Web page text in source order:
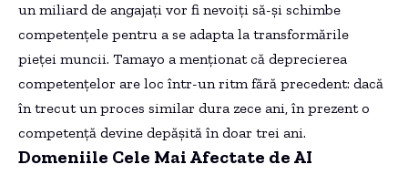
un miliard de angajați vor fi nevoiți să-și schimbe
competențele pentru a se adapta la transformările
pieței muncii. Tamayo a menționat că deprecierea
competențelor are loc într-un ritm fără precedent: dacă
în trecut un proces similar dura zece ani, în prezent o
competență devine depășită în doar trei ani.
Domeniile Cele Mai Afectate de AI